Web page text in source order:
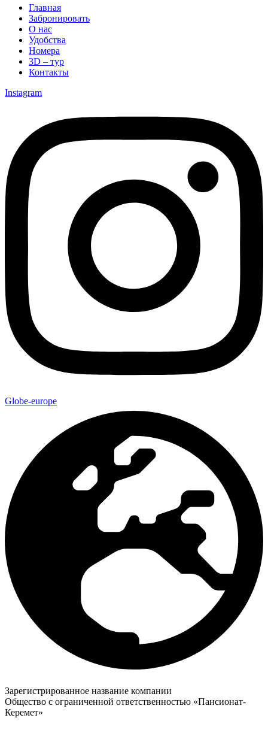
Главная
Забронировать
О нас
Удобства
Номера
3D – тур
Контакты
Instagram
Globe-europe
Зарегистрированное название компании
Общество с ограниченной ответственностью «Пансионат-
Керемет»